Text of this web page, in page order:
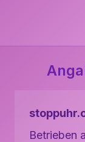
Betrieben